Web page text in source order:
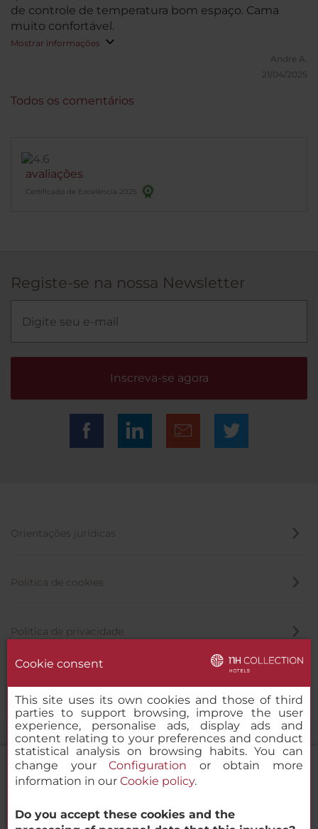
NH Collection Porto Batalha
de controle de temperatura bom espaço. Cama
muito confortável.
Mostrar informações
Andre A.
21/04/2025
avaliações
Certificado de Excelência 2025
Todos os comentários
Registe-se na nossa Newsletter
Inscreva-se agora
Orientações jurídicas
Política de cookies
Política de privacidade
© 2000-2026 MINOR HOTELS EUROPE & AMERICAS Santa Engracia
Cookie consent
This site uses its own cookies and those of third
parties to support browsing, improve the user
experience, personalise ads, display ads and
content relating to your preferences and conduct
statistical analysis on browsing habits. You can
change yourConfiguration or obtain more
information in our Cookie policy.
Do you accept these cookies and the